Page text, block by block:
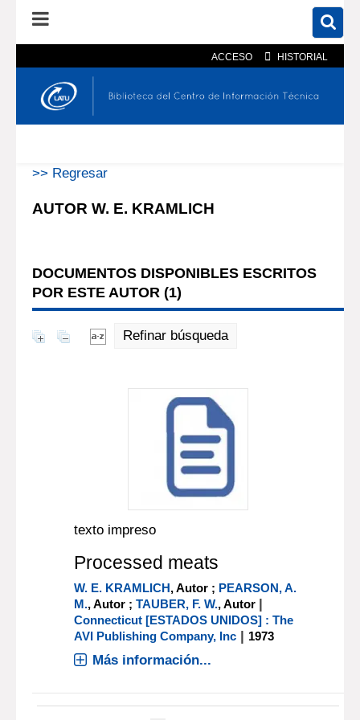
ACCESO HISTORIAL
En el catálogo En el sitio
>> Regresar
AUTOR W. E. KRAMLICH
DOCUMENTOS DISPONIBLES ESCRITOS
POR ESTE AUTOR (1)
Refinar búsqueda
texto impreso
Processed meats
W. E. KRAMLICH, Autor ; PEARSON, A.
M., Autor ;TAUBER, F. W., Autor |
Connecticut [ESTADOS UNIDOS] : The
AVI Publishing Company, Inc | 1973
Más información...